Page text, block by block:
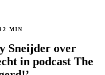
MIN
Sneijder over
in podcast The